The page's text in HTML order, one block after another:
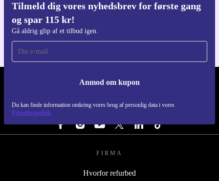
Tilmeld dig vores nyhedsbrev for første gang
og spar 115 kr!
Gå aldrig glip af et tilbud igen.
Anmod om kupon
Du kan finde information omkring vores brug af personlig data i vores
Privatlivspolitik
Download refurbed appen
REFURBED DANMARK - RETHINK NEW.
FØLG OS
FIRMA
Hvorfor refurbed